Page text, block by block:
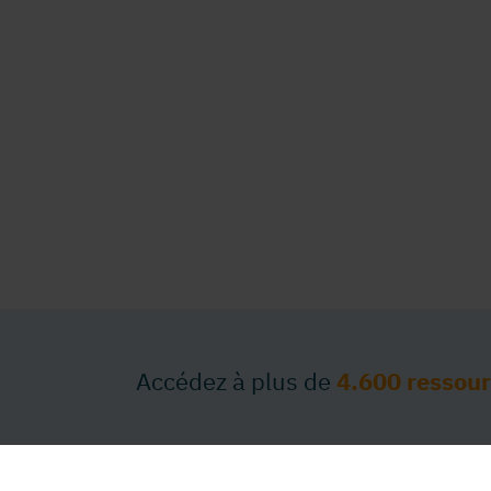
Accédez à plus de 4.600